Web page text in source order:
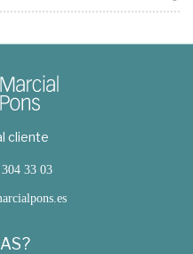
cliente
33 03